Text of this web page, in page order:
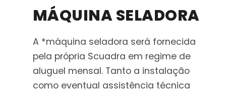
MÁQUINA SELADORA
A *máquina seladora será fornecida
pela própria Scuadra em regime de
aluguel mensal. Tanto a instalação
como eventual assistência técnica